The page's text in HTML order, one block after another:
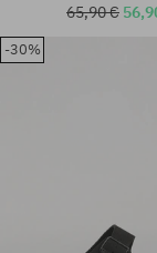
Dostupné veľkosti:
65,90 €
-30%